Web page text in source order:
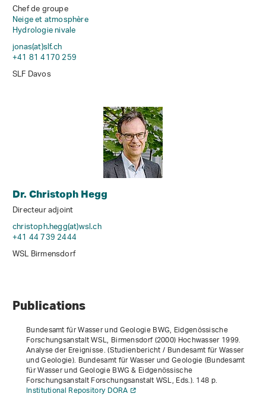
Chef de groupe
Neige et atmosphère
Hydrologie nivale
jonas(at)slf.ch
+41 81 4170 259
SLF Davos
Dr. Christoph Hegg
Directeur adjoint
christoph.hegg(at)wsl.ch
+41 44 739 2444
WSL Birmensdorf
Publications
Bundesamt für Wasser und Geologie BWG, Eidgenössische
Forschungsanstalt WSL, Birmensdorf (2000)Hochwasser 1999.
Analyse der Ereignisse. (Studienbericht / Bundesamt für Wasser
und Geologie). Bundesamt für Wasser und Geologie (Bundesamt
für Wasser und Geologie BWG & Eidgenössische
Forschungsanstalt Forschungsanstalt WSL, Eds.). 148 p.
Institutional Repository DORA